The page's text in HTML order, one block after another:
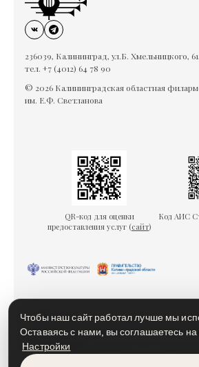
236039, Калининград, ул.Б. Хмельницкого,
тел. +7 (4012) 64 78 90
© 2026 Калининградская областная
им. Е.Ф. Светланова
QR-код для оценки
предоставления услуг (сайт)
Код АИС
Гарантии безопасности
Пользовательское
Политика конфиденциальности
Политика
Доступная среда
Чтобы наш сайт работал лучше мы
Оставаясь с нами, вы соглашаетесь на
Настройки